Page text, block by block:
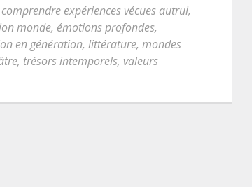
comprendre expériences vécues autrui,
monde, émotions profondes,
en génération, littérature, mondes
, trésors intemporels, valeurs